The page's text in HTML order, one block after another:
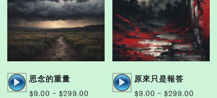
Audio
Player
思念的重量
$9.00 – $299.00
Audio
Player
原來只是報答
$9.00 – $299.00